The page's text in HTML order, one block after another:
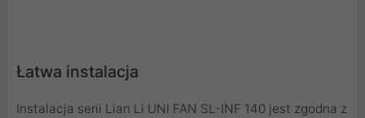
Łatwa instalacja
Instalacja serii Lian Li UNI FAN SL-INF 140 jest zgodna z